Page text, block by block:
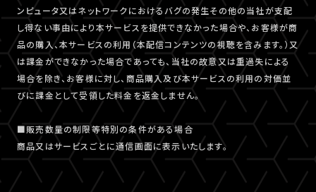
ンピュータ又はネットワークにおけるバグの発生その他の当社が支配
し得ない事由により本サービスを提供できなかった場合や、お客様が商
品の購入、本サービスの利用（本配信コンテンツの視聴を含みます。）又
は課金ができなかった場合であっても、当社の故意又は重過失による
場合を除き、お客様に対し、商品購入及び本サービスの利用の対価並
びに課金として受領した料金を返金しません。
■販売数量の制限等特別の条件がある場合
商品又はサービスごとに通信画面に表示いたします。